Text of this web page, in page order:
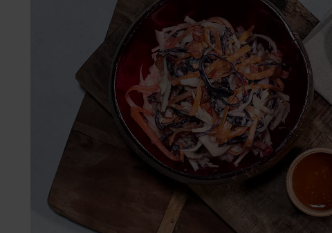
Vyskakovací bočný panel